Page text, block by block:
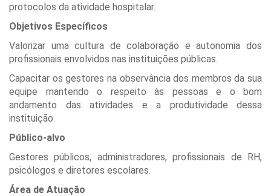
protocolos da atividade hospitalar.
Objetivos Específicos
Valorizar uma cultura de colaboração e autonomia dos
profissionais envolvidos nas instituições públicas.
Capacitar os gestores na observância dos membros da sua
equipe mantendo o respeito às pessoas e o bom
andamento das atividades e a produtividade dessa
instituição.
Público-alvo
Gestores públicos, administradores, profissionais de RH,
psicólogos e diretores escolares.
Área de Atuação